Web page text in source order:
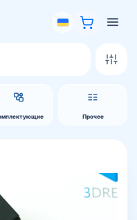
Прочее